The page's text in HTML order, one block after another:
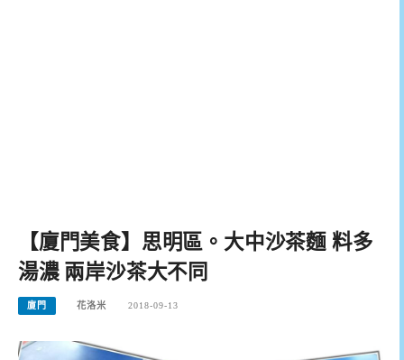
【廈門美食】思明區。大中沙茶麵 料多
湯濃 兩岸沙茶大不同
廈門 花洛米 2018-09-13